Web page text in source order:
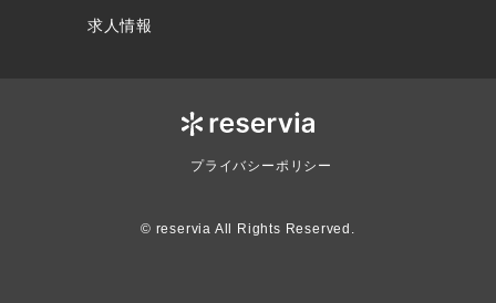
求人情報
プライバシーポリシー
© reservia All Rights Reserved.